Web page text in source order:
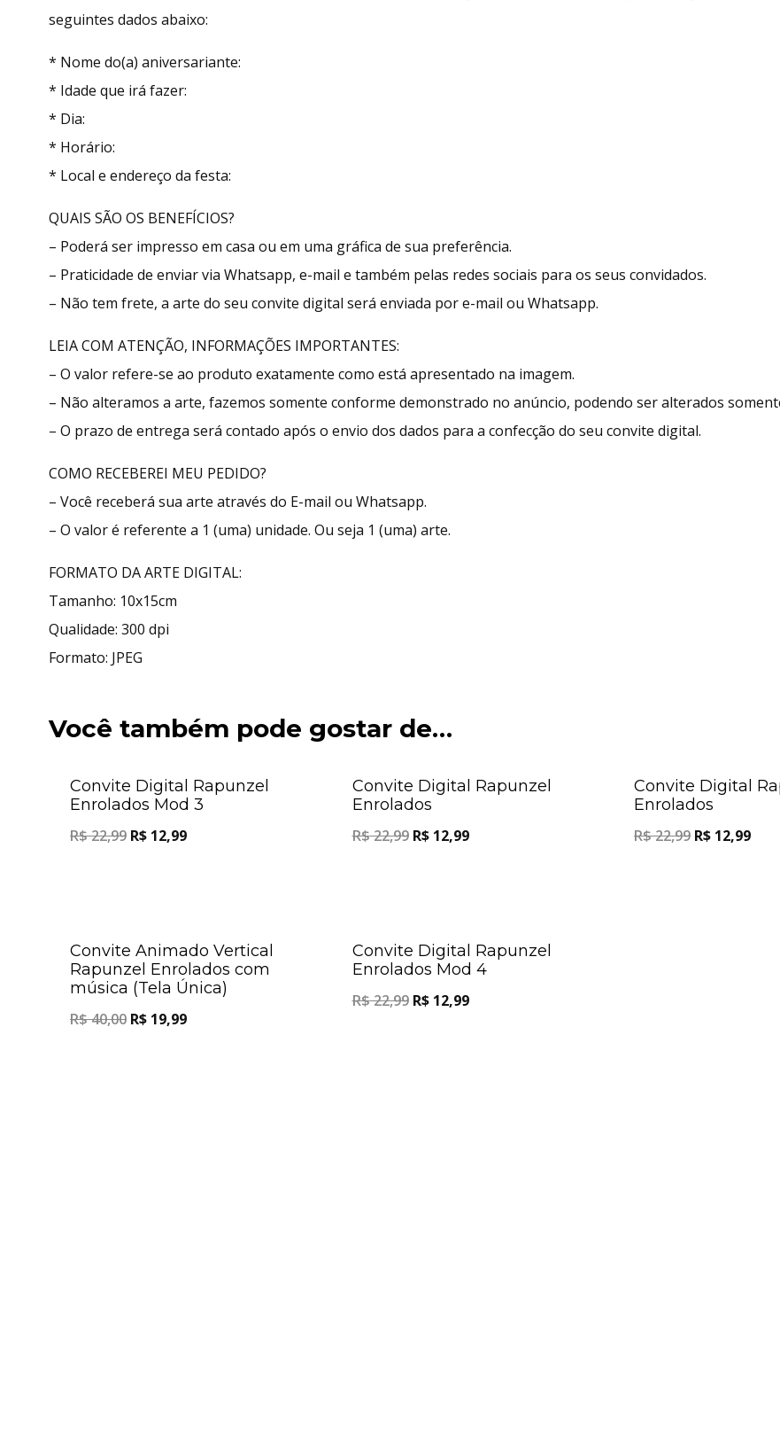
seguintes dados abaixo:
* Nome do(a) aniversariante:
* Idade que irá fazer:
* Dia:
* Horário:
* Local e endereço da festa:
QUAIS SÃO OS BENEFÍCIOS?
– Poderá ser impresso em casa ou em uma gráfica de sua preferência.
– Praticidade de enviar via Whatsapp, e-mail e também pelas redes sociais para os seus convidados.
– Não tem frete, a arte do seu convite digital será enviada por e-mail ou Whatsapp.
LEIA COM ATENÇÃO, INFORMAÇÕES IMPORTANTES:
– O valor refere-se ao produto exatamente como está apresentado na imagem.
– Não alteramos a arte, fazemos somente conforme demonstrado no anúncio, podendo ser alterados
– O prazo de entrega será contado após o envio dos dados para a confecção do seu convite digital.
COMO RECEBEREI MEU PEDIDO?
– Você receberá sua arte através do E-mail ou Whatsapp.
– O valor é referente a 1 (uma) unidade. Ou seja 1 (uma) arte.
FORMATO DA ARTE DIGITAL:
Tamanho: 10x15cm
Qualidade: 300 dpi
Formato: JPEG
Você também pode gostar de…
Convite Digital Rapunzel
Enrolados Mod 3
R$22,99 R$ 12,99
Convite Digital Rapunzel
Enrolados
R$22,99 R$12,99
Convite Digital
Enrolados
R$22,99 R$ 12,99
Convite Animado Vertical
Rapunzel Enrolados com
música (Tela Única)
R$40,00 R$ 19,99
Convite Digital Rapunzel
Enrolados Mod 4
R$22,99 R$12,99